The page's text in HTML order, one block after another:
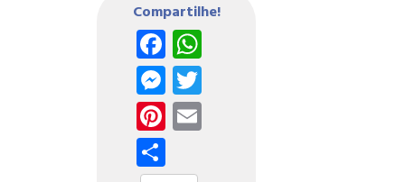
Compartilhe!
Facebook
WhatsApp
Messenger
Twitter
Pinterest
Email
Share